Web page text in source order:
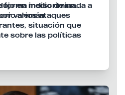
forma indiscriminada a
alemán.
en medio de un
varios ataques
situación que
sobre las políticas